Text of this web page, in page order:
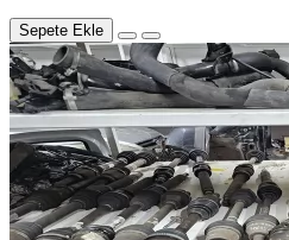
Sepete Ekle